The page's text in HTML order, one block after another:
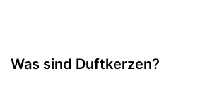
Was sind Duftkerzen?